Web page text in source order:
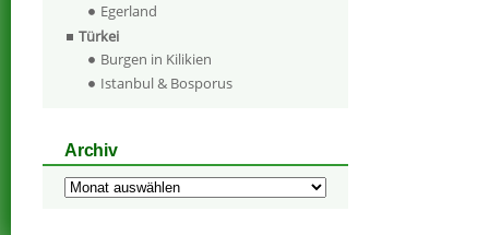
Egerland
Türkei
Burgen in Kilikien
Istanbul & Bosporus
Archiv
Archiv